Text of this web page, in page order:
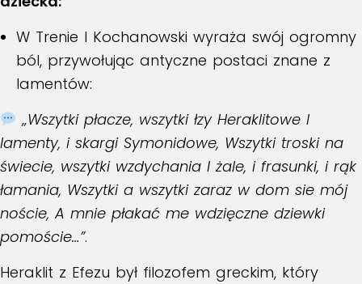
W Trenie I Kochanowski wyraża swój ogromny
ból, przywołując antyczne postaci znane z
lamentów:
„Wszytki płacze, wszytki łzy Heraklitowe I
lamenty, i skargi Symonidowe, Wszytki troski na
świecie, wszytki wzdychania I żale, i frasunki, i rąk
łamania, Wszytki a wszytki zaraz w dom sie mój
noście, A mnie płakać me wdzięczne dziewki
pomoście…”.
Heraklit z Efezu był filozofem greckim, który